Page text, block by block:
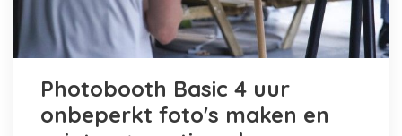
Photobooth Basic 4 uur
onbeperkt foto's maken en